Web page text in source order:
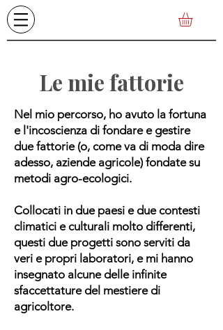
Le mie fattorie
Nel mio percorso, ho avuto la fortuna
e l'incoscienza di fondare e gestire
due fattorie (o, come va di moda dire
adesso, aziende agricole) fondate su
metodi agro-ecologici.
Collocati in due paesi e due contesti
climatici e culturali molto differenti,
questi due progetti sono serviti da
veri e propri laboratori, e mi hanno
insegnato alcune delle infinite
sfaccettature del mestiere di
agricoltore.